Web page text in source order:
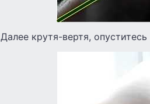
Далее крутя-вертя,